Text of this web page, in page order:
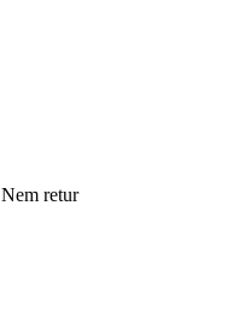
Nem retur